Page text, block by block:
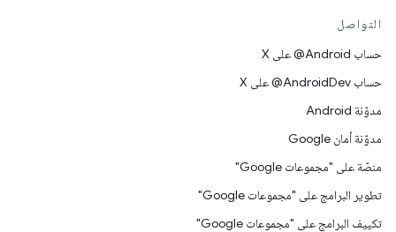
التواصل
حساب ‎@Android على X
حساب ‎@AndroidDev على X
مدوّنة Android
مدوّنة أمان Google
منصّة على "مجموعات Google"
تطوير البرامج على "مجموعات Google"
تكييف البرامج على "مجموعات Google"